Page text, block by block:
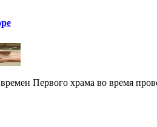
Первого храма во время